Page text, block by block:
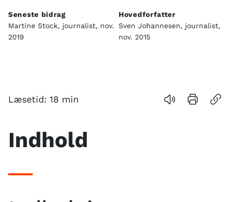
Seneste bidrag
Martine Stock, journalist, nov.
2019
Hovedforfatter
Sven Johannesen, journalist,
nov. 2015
Indhold
Læsetid: 18 min
Indhold